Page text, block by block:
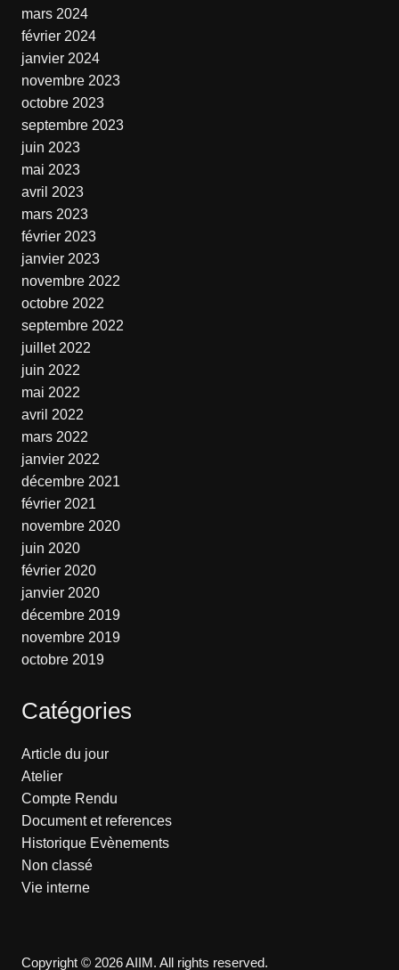
mars 2024
février 2024
janvier 2024
novembre 2023
octobre 2023
septembre 2023
juin 2023
mai 2023
avril 2023
mars 2023
février 2023
janvier 2023
novembre 2022
octobre 2022
septembre 2022
juillet 2022
juin 2022
mai 2022
avril 2022
mars 2022
janvier 2022
décembre 2021
février 2021
novembre 2020
juin 2020
février 2020
janvier 2020
décembre 2019
novembre 2019
octobre 2019
Catégories
Article du jour
Atelier
Compte Rendu
Document et references
Historique Evènements
Non classé
Vie interne
Copyright © 2026 AIIM. All rights reserved.